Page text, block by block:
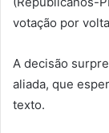
votação por
A decisão
aliada, que
texto.